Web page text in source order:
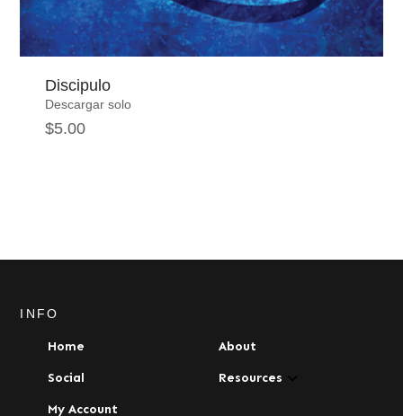
Discipulo
Descargar solo
$5.00
INFO
Home About
Social Resources
My Account